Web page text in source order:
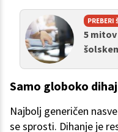
PREBERI
5 mitov
Samo globoko
Najbolj generičen
se sprosti. Dihanje je